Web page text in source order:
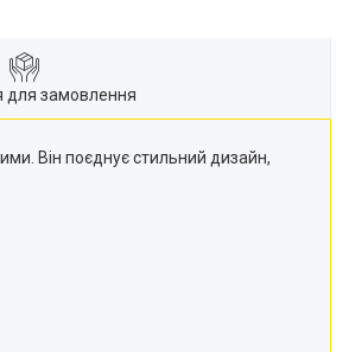
для замовлення
Він поєднує стильний дизайн,